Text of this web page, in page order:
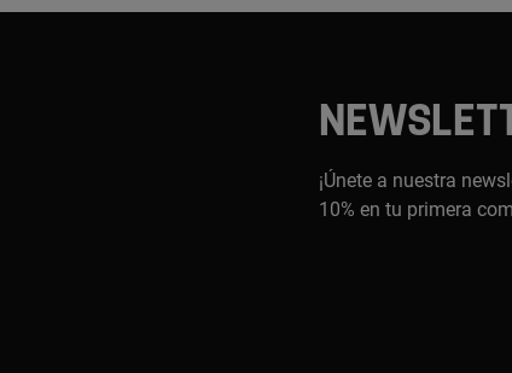
¡Únete a nuestra
10% en tu primera